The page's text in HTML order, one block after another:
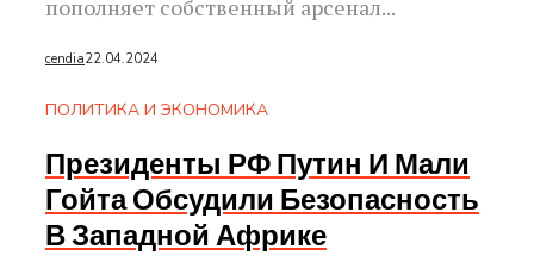
пополняет собственный арсенал...
cendia22.04.2024
ПОЛИТИКА И ЭКОНОМИКА
Президенты РФ Путин И Мали
Гойта Обсудили Безопасность
В Западной Африке